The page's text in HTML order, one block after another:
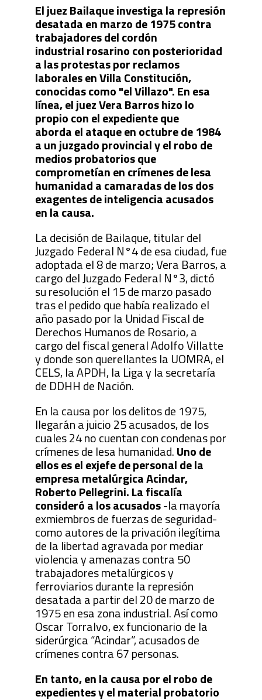
El juez Bailaque investiga la represión
desatada en marzo de 1975 contra
trabajadores del cordón
industrial rosarino con posterioridad
a las protestas por reclamos
laborales en Villa Constitución,
conocidas como "el Villazo". En esa
línea, el juez Vera Barros hizo lo
propio con el expediente que
aborda el ataque en octubre de 1984
a un juzgado provincial y el robo de
medios probatorios que
comprometían en crímenes de lesa
humanidad a camaradas de los dos
exagentes de inteligencia acusados
en la causa.
La decisión de Bailaque, titular del
Juzgado Federal N°4 de esa ciudad, fue
adoptada el 8 de marzo; Vera Barros, a
cargo del Juzgado Federal N°3, dictó
su resolución el 15 de marzo pasado
tras el pedido que había realizado el
año pasado por la Unidad Fiscal de
Derechos Humanos de Rosario, a
cargo del fiscal general Adolfo Villatte
y donde son querellantes la UOMRA, el
CELS, la APDH, la Liga y la secretaría
de DDHH de Nación.
En la causa por los delitos de 1975,
llegarán a juicio 25 acusados, de los
cuales 24 no cuentan con condenas por
crímenes de lesa humanidad.Uno de
ellos es el exjefe de personal de la
empresa metalúrgica Acindar,
Roberto Pellegrini. La fiscalía
consideró a los acusados-la mayoría
exmiembros de fuerzas de seguridad-
como autores de la privación ilegítima
de la libertad agravada por mediar
violencia y amenazas contra 50
trabajadores metalúrgicos y
ferroviarios durante la represión
desatada a partir del 20 de marzo de
1975 en esa zona industrial. Así como
Oscar Torralvo, ex funcionario de la
siderúrgica “Acindar”, acusados de
crímenes contra 67 personas.
En tanto, en la causa por el robo de
expedientes y el material probatorio